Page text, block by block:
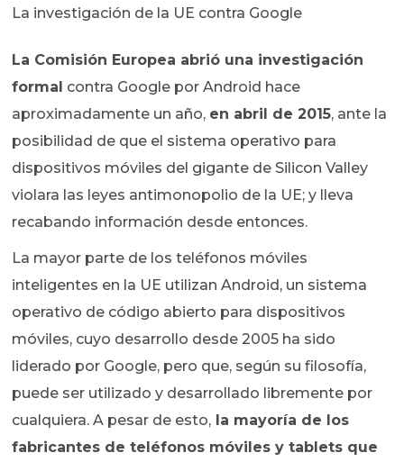
La investigación de la UE contra Google
La Comisión Europea abrió una investigación
formal contra Google por Android hace
aproximadamente un año, en abril de 2015, ante la
posibilidad de que el sistema operativo para
dispositivos móviles del gigante de Silicon Valley
violara las leyes antimonopolio de la UE; y lleva
recabando información desde entonces.
La mayor parte de los teléfonos móviles
inteligentes en la UE utilizan Android, un sistema
operativo de código abierto para dispositivos
móviles, cuyo desarrollo desde 2005 ha sido
liderado por Google, pero que, según su filosofía,
puede ser utilizado y desarrollado libremente por
cualquiera. A pesar de esto, la mayoría de los
fabricantes de teléfonos móviles y tablets que